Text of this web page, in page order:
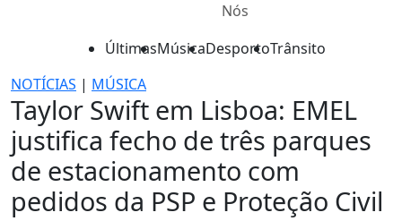
Nós
ÚltimasMúsicaDesportoTrânsito
NOTÍCIAS | MÚSICA
Taylor Swift em Lisboa: EMEL
justifica fecho de três parques
de estacionamento com
pedidos da PSP e Proteção Civil